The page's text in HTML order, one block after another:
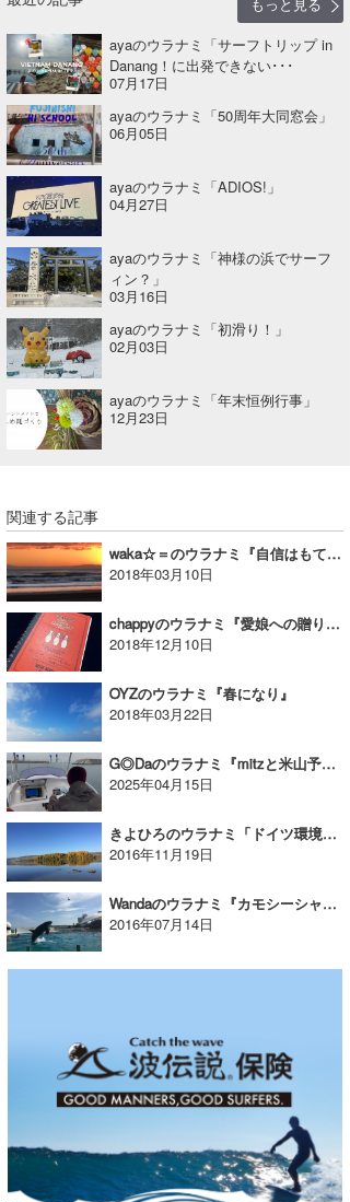
ayaのウラナミ「サーフトリップ in
Danang！に出発できない･･･
07月17日
ayaのウラナミ「50周年大同窓会」
06月05日
ayaのウラナミ「ADIOS!」
04月27日
ayaのウラナミ「神様の浜でサーフ
ィン？」
03月16日
ayaのウラナミ「初滑り！」
02月03日
ayaのウラナミ「年末恒例行事」
12月23日
関連する記事
waka☆＝のウラナミ『自信はもてど過信はせず』
2018年03月10日
chappyのウラナミ『愛娘への贈り物は？』
2018年12月10日
OYZのウラナミ『春になり』
2018年03月22日
G◎Daのウラナミ『mitzと米山予報士と大海原へ』
2025年04月15日
きよひろのウラナミ「ドイツ環境学び旅」連載始めます！
2016年11月19日
Wandaのウラナミ『カモシーシャチジャンプ』
2016年07月14日
wanda
予報士 hiro.
banpaku
Mr.K
chappy
Romisea